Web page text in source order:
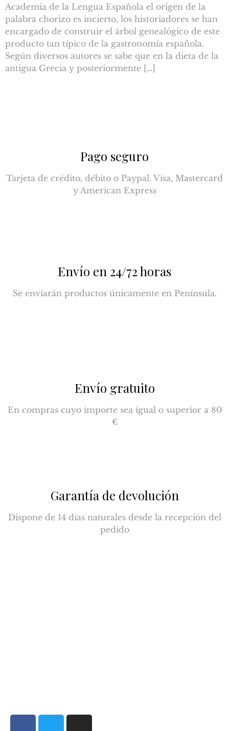
Academia de la Lengua Española el origen de la
palabra chorizo es incierto, los historiadores se han
encargado de construir el árbol genealógico de este
producto tan típico de la gastronomía española.
Según diversos autores se sabe que en la dieta de la
antigua Grecia y posteriormente […]
Pago seguro
Tarjeta de crédito, débito o Paypal. Visa, Mastercard
y American Express
Envío en 24/72 horas
Se enviarán productos únicamente en Península.
Envío gratuito
En compras cuyo importe sea igual o superior a 80
€
Garantía de devolución
Dispone de 14 días naturales desde la recepción del
pedido